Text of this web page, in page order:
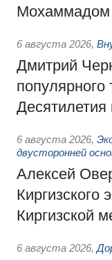
Мохаммадом
6 августа 2026,
Дмитрий
популярного
Десятилетия
6 августа 2026,
двусторонней
Алексей
Киргизского
Киргизской
6 августа 2026,